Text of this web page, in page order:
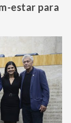
estar para